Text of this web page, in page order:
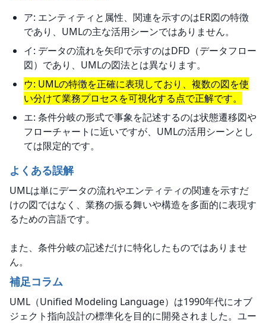
ア: エンティティと属性、関連を示すのはER図の特徴
であり、UMLの主な活用シーンではありません。
イ: データの流れを矢印で示すのはDFD（データフロー
図）であり、UMLの図法とは異なります。
ウ: UMLの特徴を正確に表現しており、複数の図を使
い分けて業務プロセスを可視化する点で正解です。
エ: 条件分岐の形式で事象を記述するのは状態遷移図や
フローチャートに近いですが、UMLの活用シーンとし
ては限定的です。
よくある誤解
UMLは単にデータの流れやエンティティの関連を示すだ
けの図ではなく、業務の振る舞いや構造を多面的に表現す
るための言語です。
また、条件分岐の記述だけに特化したものではありませ
ん。
補足コラム
UML（Unified Modeling Language）は1990年代にオブ
ジェクト指向設計の標準化を目的に開発されました。ユー